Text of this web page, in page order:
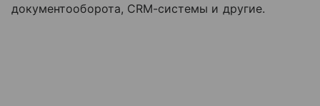
документооборота, CRM-системы и другие.